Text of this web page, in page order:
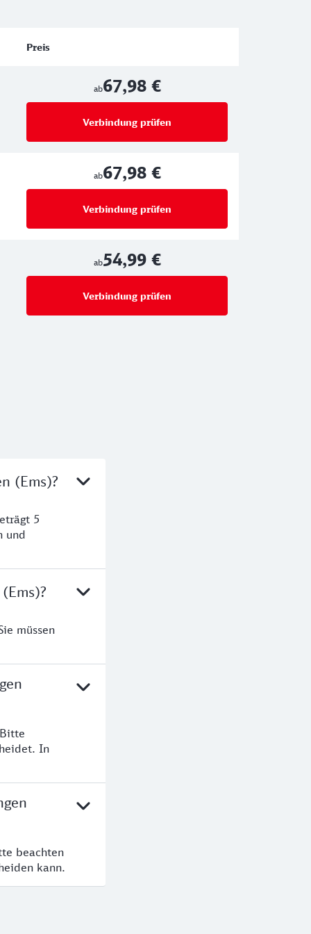
Preis
ab67,98 €
Verbindung prüfen
ab67,98 €
Verbindung prüfen
ab54,99 €
Verbindung prüfen
(Ems)?
5
und
müssen
In
beachten
kann.